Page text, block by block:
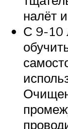
налёт
С 9-10